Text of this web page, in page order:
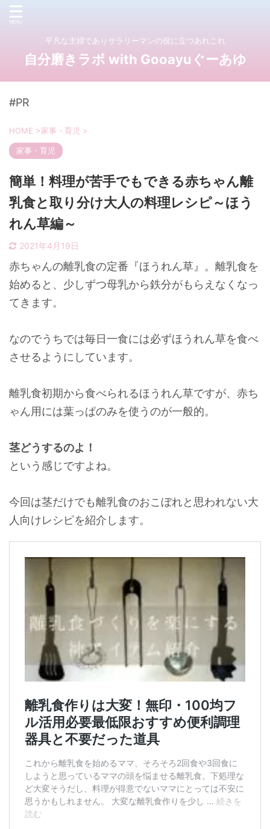
平凡な主婦でありサラリーマンの役に立つあれこれ
自分磨きラボ with Gooayuぐーあゆ
#PR
HOME >家事・育児 >
家事・育児
簡単！料理が苦手でもできる赤ちゃん離
乳食と取り分け大人の料理レシピ～ほう
れん草編～
2021年4月19日
赤ちゃんの離乳食の定番『ほうれん草』。離乳食を
始めると、少しずつ母乳から鉄分がもらえなくなっ
てきます。
なのでうちでは毎日一食には必ずほうれん草を食べ
させるようにしています。
離乳食初期から食べられるほうれん草ですが、赤ち
ゃん用には葉っぱのみを使うのが一般的。
茎どうするのよ！
という感じですよね。
今回は茎だけでも離乳食のおこぼれと思われない大
人向けレシピを紹介します。